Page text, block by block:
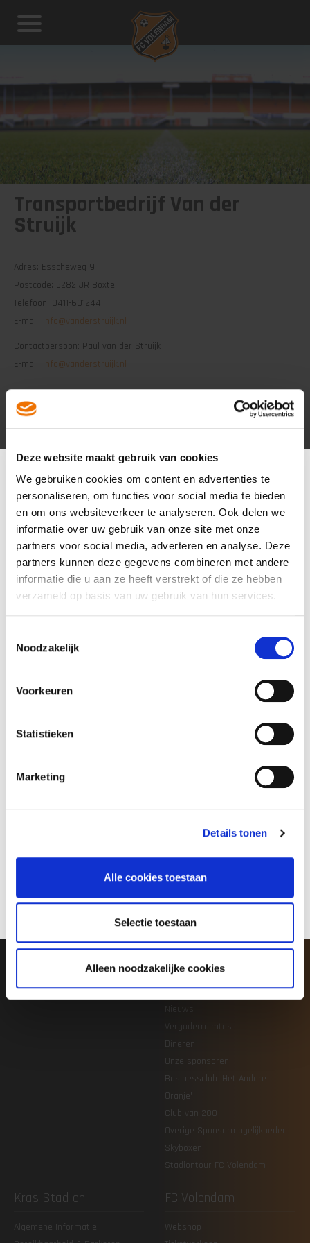
Deze website maakt gebruik van cookies
We gebruiken cookies om content en advertenties te
personaliseren, om functies voor social media te bieden
en om ons websiteverkeer te analyseren. Ook delen we
informatie over uw gebruik van onze site met onze
partners voor social media, adverteren en analyse. Deze
partners kunnen deze gegevens combineren met andere
informatie die u aan ze heeft verstrekt of die ze hebben
verzameld op basis van uw gebruik van hun services.
Noodzakelijk
Voorkeuren
Statistieken
Marketing
Details tonen
Alle cookies toestaan
Selectie toestaan
Alleen noodzakelijke cookies
Transportbedrijf Van der
Struijk
Adres: Esscheweg 9
Postcode: 5282 JR Boxtel
Telefoon: 0411-601244
E-mail: info@vanderstruijk.nl
Contactpersoon: Paul van der Struijk
E-mail: info@vanderstruijk.nl
Over Transportbedrijf Van der Struijk:
Business transport en al meer dan 40 jaar als familiebedrijf
Struijk vind u een flexibele betrouwbare partner die graag met u mee
denkt en u helpt een oplossing te bieden voor uw logistieke
problemen. Vier broers hebben de leiding, welke dagelijks werkzaam
zijn in het bedrijf op gebied van planning, onderhoud en natuurlijk
logistieke diensten.
www.vanderstruijk.nl
1e Elftal
Jeugdacademie
Agenda & uitslagen
Supporterszaken
Mediabeleid
Vacatures en stages
Veilig sportklimaat
Zakelijk
Vergaderruimtes
Dineren
Onze sponsoren
Businessclub 'Het Andere
Oranje'
Club van 200
Overige Sponsormogelijkheden
Skyboxen
Stadiontour FC Volendam
Kras Stadion
Algemene Informatie
FC Volendam
Webshop